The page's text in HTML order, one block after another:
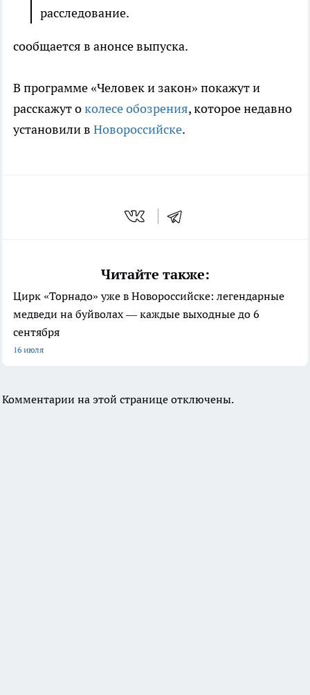
расследование.
сообщается в анонсе выпуска.
В программе «Человек и закон» покажут и
расскажут околесе обозрения, которое недавно
установили в Новороссийске.
Читайте также:
Цирк «Торнадо» уже в Новороссийске: легендарные
медведи на буйволах — каждые выходные до 6
сентября
16 июля
Комментарии на этой странице отключены.